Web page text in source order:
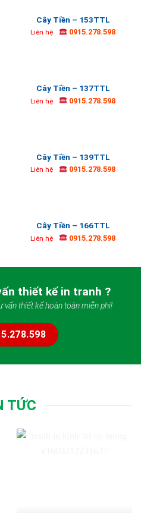
Cây Tiền – 153TTL
Liên hệ 0915.278.598
Cây Tiền – 137TTL
Liên hệ 0915.278.598
Cây Tiền – 139TTL
Liên hệ 0915.278.598
Cây Tiền – 166TTL
Liên hệ 0915.278.598
thiết kế in tranh ?
vấn thiết kế hoàn toàn miễn phí!
TỨC